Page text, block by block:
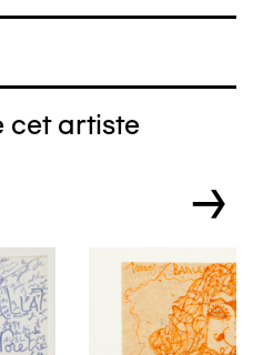
cet artiste
→